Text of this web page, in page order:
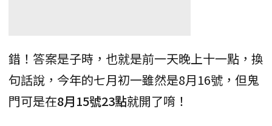
錯！答案是子時，也就是前一天晚上十一點，換
句話說，今年的七月初一雖然是8月16號，但鬼
門可是在8月15號23點就開了唷！